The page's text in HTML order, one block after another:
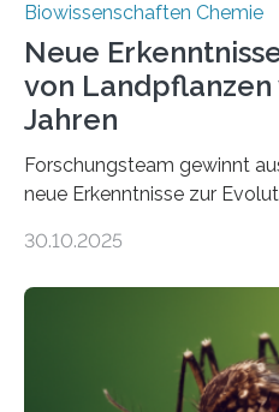
Biowissenschaften Chemie
Neue
von Landpflanzen
Jahren
Forschungsteam gewinnt
neue Erkenntnisse zur
Landpflanzen zählen zu den
Grünalgen, die vor
lebten. Unter den Vorfahren
die noch heute in der Natur
30.10.2025